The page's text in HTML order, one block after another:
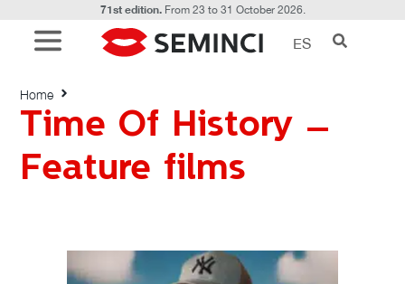
71st edition.From 23 to 31 October 2026.
ES
Time Of History –
Feature films
Home
Time Of History – Feature films